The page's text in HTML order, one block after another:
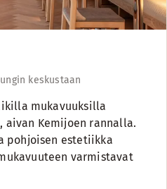
keskustaan
mukavuuksilla
aivan Kemijoen rannalla.
pohjoisen estetiikka
varmistavat